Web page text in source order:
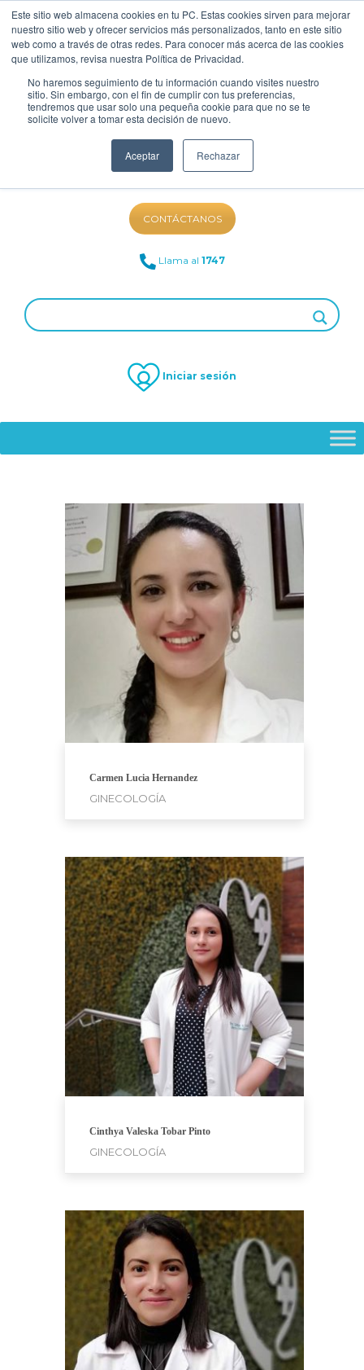
Este sitio web almacena cookies en tu PC. Estas cookies sirven para mejorar
nuestro sitio web y ofrecer servicios más personalizados, tanto en este sitio
web como a través de otras redes. Para conocer más acerca de las cookies
que utilizamos, revisa nuestra Política de Privacidad.
No haremos seguimiento de tu información cuando visites nuestro
sitio. Sin embargo, con el fin de cumplir con tus preferencias,
tendremos que usar solo una pequeña cookie para que no se te
solicite volver a tomar esta decisión de nuevo.
Aceptar Rechazar
NUESTRO BLOG
CONTÁCTANOS
Llama al 1747
Iniciar sesión
Carmen Lucia Hernandez
GINECOLOGÍA
Cinthya Valeska Tobar Pinto
GINECOLOGÍA